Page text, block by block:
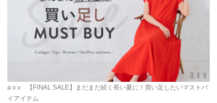
a.v.v 【FINAL SALE】まだまだ続く長い夏に！買い足したいマストバ
イアイテム